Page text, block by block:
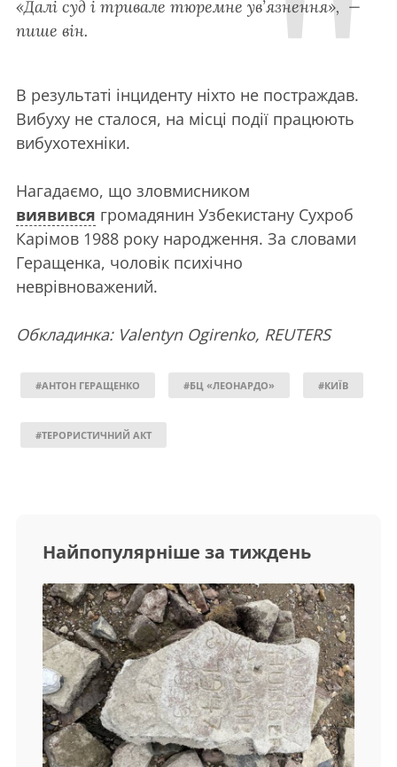
«Далі суд і тривале тюремне ув’язнення», —
пише він.
В результаті інциденту ніхто не постраждав.
Вибуху не сталося, на місці події працюють
вибухотехніки.
Нагадаємо, що зловмисником
виявився громадянин Узбекистану Сухроб
Карімов 1988 року народження. За словами
Геращенка, чоловік психічно
неврівноважений.
Обкладинка: Valentyn Ogirenko, REUTERS
#АНТОН ГЕРАЩЕНКО #БЦ «ЛЕОНАРДО» #КИЇВ
#ТЕРОРИСТИЧНИЙ АКТ
Найпопулярніше за тиждень